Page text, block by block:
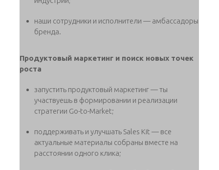
наши сотрудники и исполнители — амбассадоры
бренда.
Продуктовый маркетинг и поиск новых точек
роста
запустить продуктовый маркетинг — ты
участвуешь в формировании и реализации
стратегии Go-to-Market;
поддерживать и улучшать Sales Kit — все
актуальные материалы собраны вместе на
расстоянии одного клика;